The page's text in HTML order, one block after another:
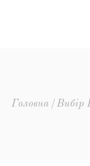
Головна Вибір